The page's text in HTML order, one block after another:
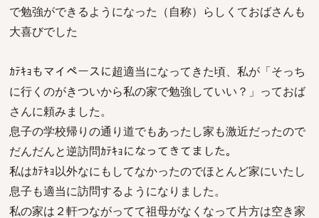
で勉強ができるようになった（自称）らしくておばさんも
大喜びでした
ｶﾃｷｮもマイペースに超適当になってきた頃、私が「そっち
に行くのがきついから私の家で勉強していい？」っておば
さんに頼みました。
息子の学校帰りの通り道でもあったし家も激近だったので
だんだんと逆訪問ｶﾃｷｮになってきてました。
私はｶﾃｷｮ以外なにもしてなかったのでほとんど家にいたし
息子も適当に訪問するようになりました。
私の家は２軒つながってて祖母がなくなって片方は空き家